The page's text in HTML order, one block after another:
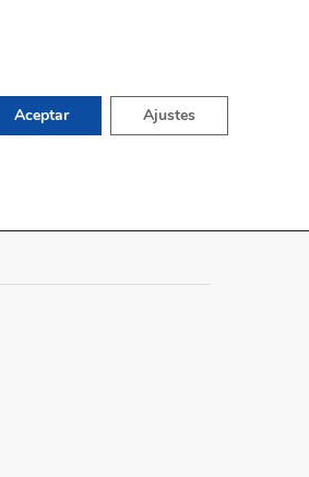
TIENDA DE VINOS
Aceptar Ajustes